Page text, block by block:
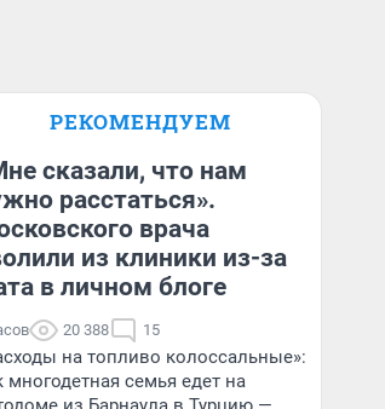
РЕКОМЕНДУЕМ
сказали, что нам
расстаться».
врача
из клиники из-за
в личном блоге
20 388 15
на топливо колоссальные»:
многодетная семья едет на